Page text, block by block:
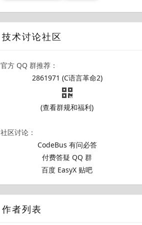
技术讨论社区
官方 QQ 群推荐：
2861971 (C语言革命2)
(查看群规和福利)
社区讨论：
CodeBus 有问必答
付费答疑 QQ 群
百度 EasyX 贴吧
作者列表